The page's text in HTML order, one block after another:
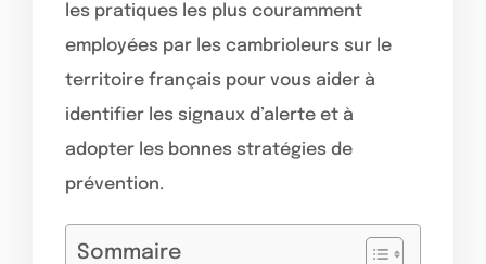
les pratiques les plus couramment
employées par les cambrioleurs sur le
territoire français pour vous aider à
identifier les signaux d’alerte et à
adopter les bonnes stratégies de
prévention.
Sommaire